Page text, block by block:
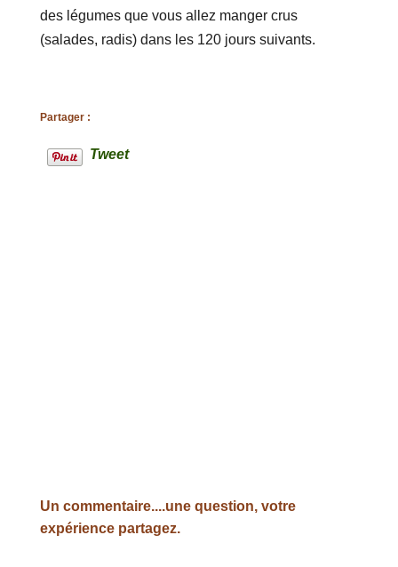
des légumes que vous allez manger crus
(salades, radis) dans les 120 jours suivants.
Partager :
Tweet
Un commentaire....une question, votre
expérience partagez.